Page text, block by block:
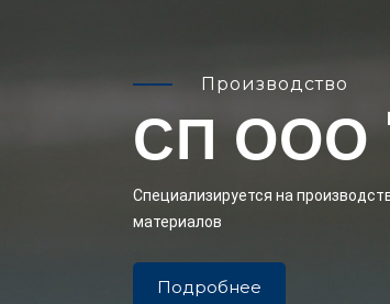
Производство
СП ООО
Cпециализируется на
материалов
Подробнее